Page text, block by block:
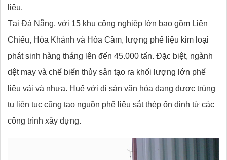
liệu.
Tại Đà Nẵng, với 15 khu công nghiệp lớn bao gồm Liên
Chiểu, Hòa Khánh và Hòa Cầm, lượng phế liệu kim loại
phát sinh hàng tháng lên đến 45.000 tấn. Đặc biệt, ngành
dệt may và chế biến thủy sản tạo ra khối lượng lớn phế
liệu vải và nhựa. Huế với di sản văn hóa đang được trùng
tu liên tục cũng tạo nguồn phế liệu sắt thép ổn định từ các
công trình xây dựng.